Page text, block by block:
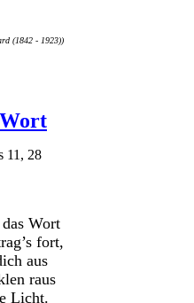
(1842 - 1923))
11, 28
Wort
fort,
aus
raus
Licht.